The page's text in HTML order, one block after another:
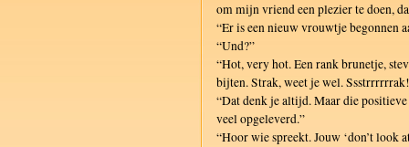
om mijn vriend een plezier te doen,
“Er is een nieuw vrouwtje begonnen
“Und?”
“Hot, very hot. Een rank brunetje,
bijten. Strak, weet je wel.
“Dat denk je altijd. Maar die
veel opgeleverd.”
“Hoor wie spreekt. Jouw ‘don’t look